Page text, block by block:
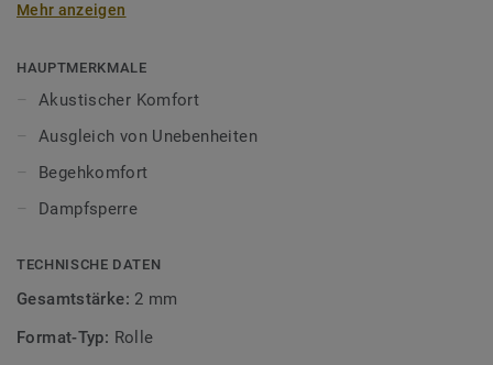
erfüllen alle diese Kriterien.
Beachten Sie die Dampfsperre! Eine Dampfsperre ist eine
Unterboden zum Holzboden verhindert. Sie wird über den
gesamten Untergrund aufgetragen und sollte mit einer
Überlappung von mindestens 200 mm verlegt werden. Das
Unterlagsmaterial Tarkoflex II wirkt auch als Dampfsperre.
Mehr anzeigen
HAUPTMERKMALE
Akustischer Komfort
Ausgleich von Unebenheiten
Begehkomfort
Dampfsperre
TECHNISCHE DATEN
Gesamtstärke: 2 mm
Format-Typ: Rolle